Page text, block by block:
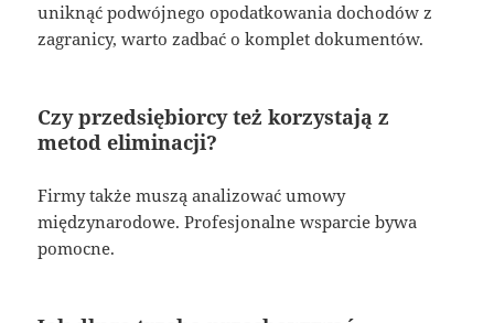
uniknąć podwójnego opodatkowania dochodów z
zagranicy, warto zadbać o komplet dokumentów.
Czy przedsiębiorcy też korzystają z
metod eliminacji?
Firmy także muszą analizować umowy
międzynarodowe. Profesjonalne wsparcie bywa
pomocne.